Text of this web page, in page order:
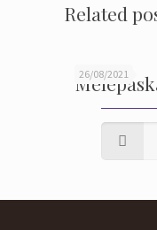
Related
26/08/2021